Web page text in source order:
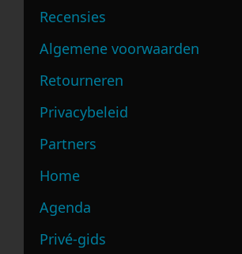
Recensies
Algemene voorwaarden
Retourneren
Privacybeleid
Partners
Home
Agenda
Privé-gids